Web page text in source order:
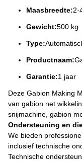
Maasbreedte:2-
Gewicht:500 kg
Type:
Productnaam:
Garantie:1 jaar
Deze Gabion Making
van gabion net
snijmachine, gabion
Ondersteuning en
We bieden
inclusief technische
Technische